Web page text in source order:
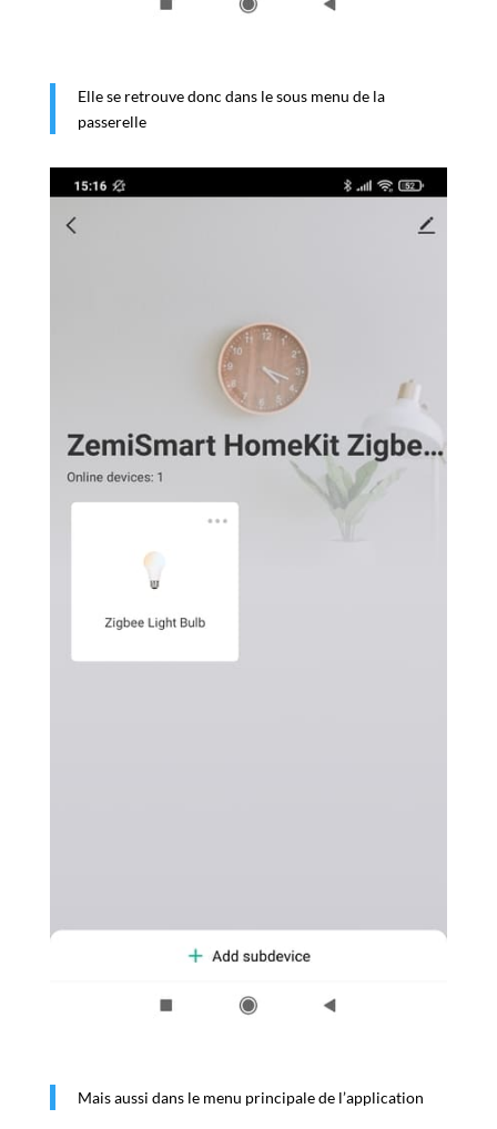
Elle se retrouve donc dans le sous menu de la
passerelle
Mais aussi dans le menu principale de l’application